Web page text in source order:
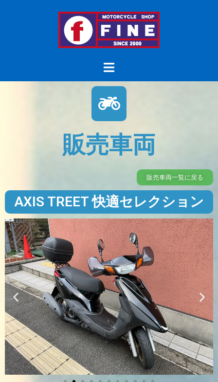
販売車両
販売車両一覧に戻る
AXIS TREET 快適セレクション